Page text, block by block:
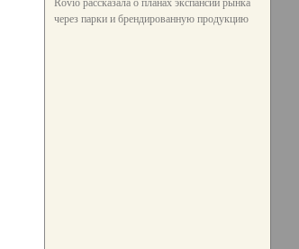
Rovio рассказала о планах экспансии рынка
через парки и брендированную продукцию